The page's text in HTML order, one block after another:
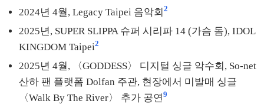
2024년 4월, Legacy Taipei 음악회 2
2025년, SUPER SLIPPA 슈퍼 시리파 14 (가슴 돔), IDOL
KINGDOM Taipei2
2025년 4월, 〈GODDESS〉 디지털 싱글 악수회, So-net
산하 팬 플랫폼 Dolfan 주관, 현장에서 미발매 싱글
〈Walk By The River〉 추가 공연 9